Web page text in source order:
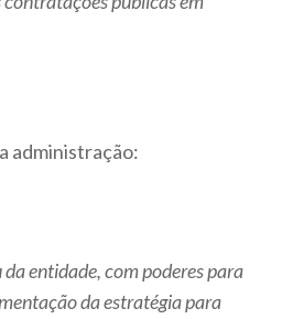
administração:
entidade, com poderes para
da estratégia para